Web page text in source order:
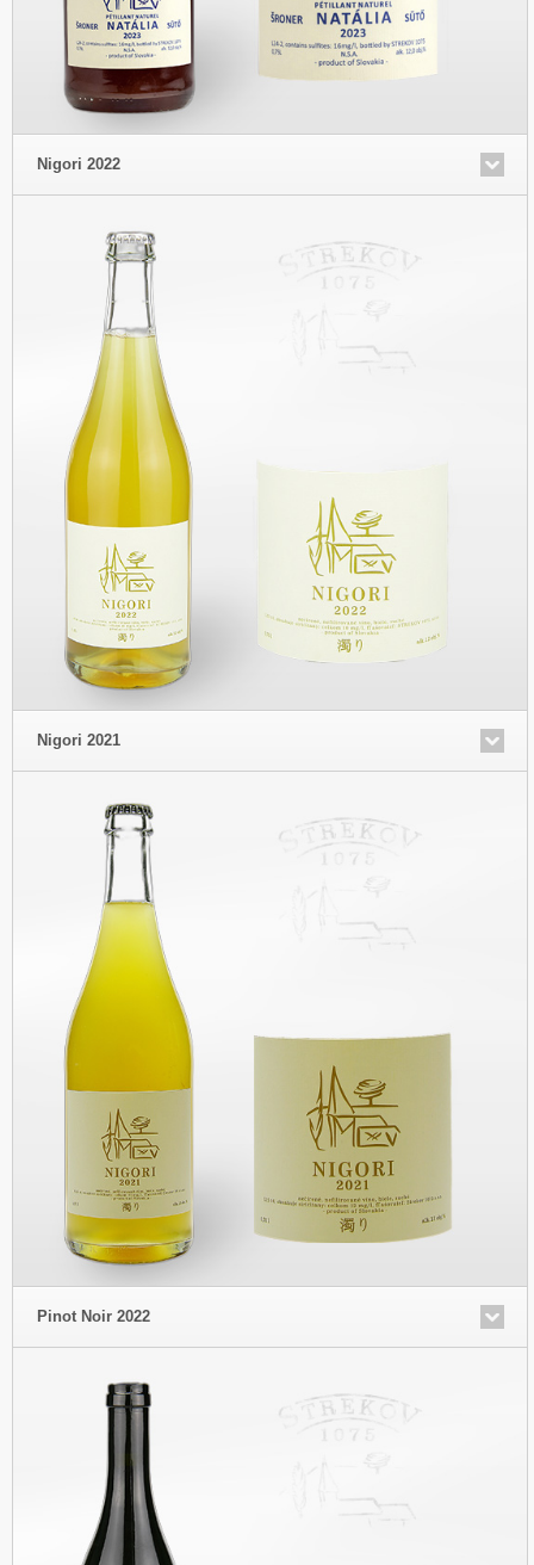
Nigori 2022
Nigori 2021
Pinot Noir 2022